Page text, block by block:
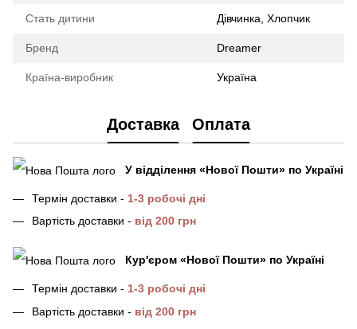
Стать дитини Дівчинка, Хлопчик
Бренд Dreamer
Країна-виробник Україна
Доставка Оплата
У відділення «Нової Пошти» по Україні
Термін доставки - 1-3 робочі дні
Вартість доставки - від 200 грн
Кур'єром «Нової Пошти» по Україні
Термін доставки - 1-3 робочі дні
Вартість доставки - від 200 грн